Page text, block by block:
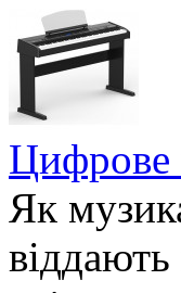
Цифрове
Як